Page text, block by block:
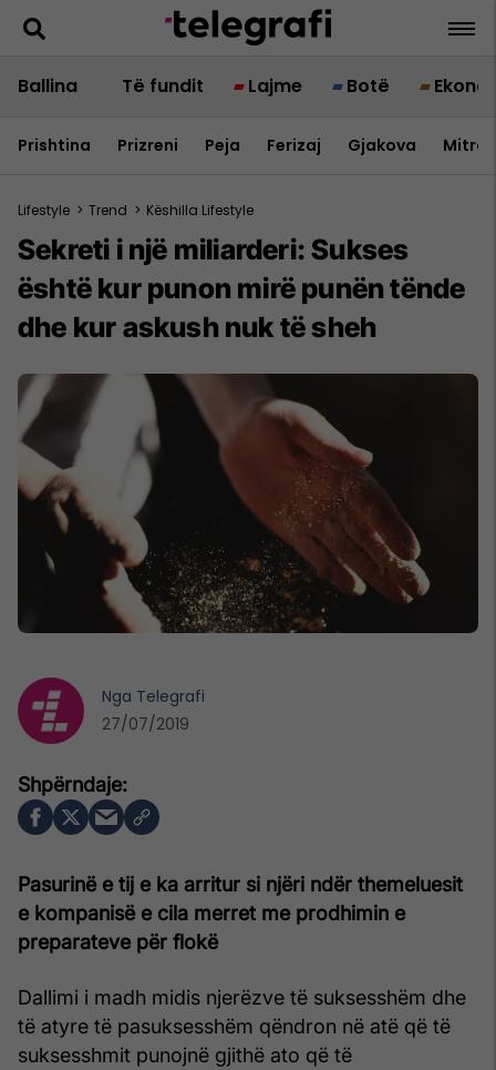
Ballina Të fundit Lajme Botë
Prishtina Prizreni Peja Ferizaj Gjakova
Lifestyle > Trend > Këshilla Lifestyle
Sekreti i një miliarderi: Sukses
është kur punon mirë punën tënde
dhe kur askush nuk të sheh
Pasurinë e tij e ka arritur si njëri ndër themeluesit
e kompanisë e cila merret me prodhimin e
preparateve për flokë
Dallimi i madh midis njerëzve të suksesshëm dhe
të atyre të pasuksesshëm qëndron në atë që të
suksesshmit punojnë gjithë ato që të
Nga Telegrafi
27/07/2019